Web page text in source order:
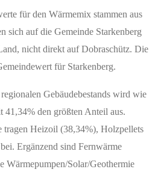
für den Wärmemix stammen aus
sich auf die Gemeinde Starkenberg
nicht direkt auf Dobraschütz. Die
für Starkenberg.
Gebäudebestands wird wie
41,34% den größten Anteil aus.
tragen Heizoil (38,34%), Holzpellets
Ergänzend sind Fernwärme
Wärmepumpen/Solar/Geothermie